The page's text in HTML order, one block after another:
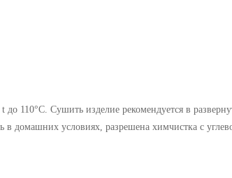
110°С. Сушить изделие рекомендуется в
домашних условиях, разрешена химчистка с